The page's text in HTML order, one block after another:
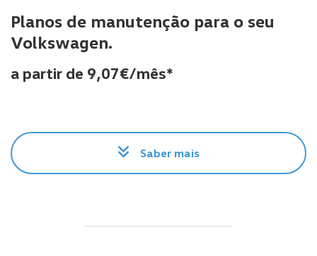
Planos de manutenção para o seu
Volkswagen.
a partir de 9,07€/mês*
Saber mais